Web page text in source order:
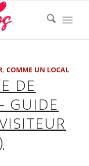
, COMME UN LOCAL
DE
GUIDE